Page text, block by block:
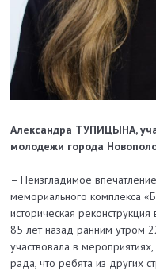
Александра ТУПИЦЫНА,
молодежи города
– Неизгладимое
мемориального комплекса
историческая
85 лет назад ранним утром
участвовала в
рада, что ребята из других